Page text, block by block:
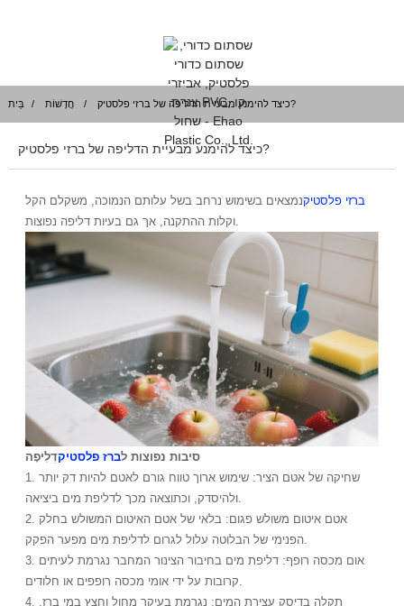
בַּיִת חֲדָשׁוֹת כיצד להימנע מבעיית הדליפה של ברזי פלסטיק?
כיצד להימנע מבעיית הדליפה של ברזי פלסטיק?
ברזי פלסטיקנמצאים בשימוש נרחב בשל עלותם הנמוכה, משקלם הקל
וקלות ההתקנה, אך גם בעיות דליפה נפוצות.
סיבות נפוצות לברז פלסטיקדְלִיפָה
1. שחיקה של אטם הציר: שימוש ארוך טווח גורם לאטם להיות דק יותר
ולהיסדק, וכתוצאה מכך לדליפת מים ביציאה.
2. אטם איטום משולש פגום: בלאי של אטם האיטום המשולש בחלק
הפנימי של הבלוטה עלול לגרום לדליפת מים מפער הפקק.
3. אום מכסה רופף: דליפת מים בחיבור הצינור המחבר נגרמת לעיתים
קרובות על ידי אומי מכסה רופפים או חלודים.
4. תקלה בדיסק עצירת המים: נגרמת בעיקר מחול וחצץ במי ברז,